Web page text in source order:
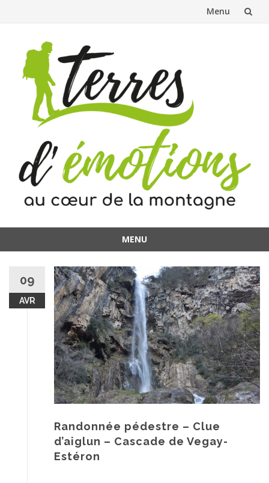
Menu
contenu
MENU
contenu
09
AVR
Randonnée pédestre – Clue
d’aiglun – Cascade de Vegay-
Estéron